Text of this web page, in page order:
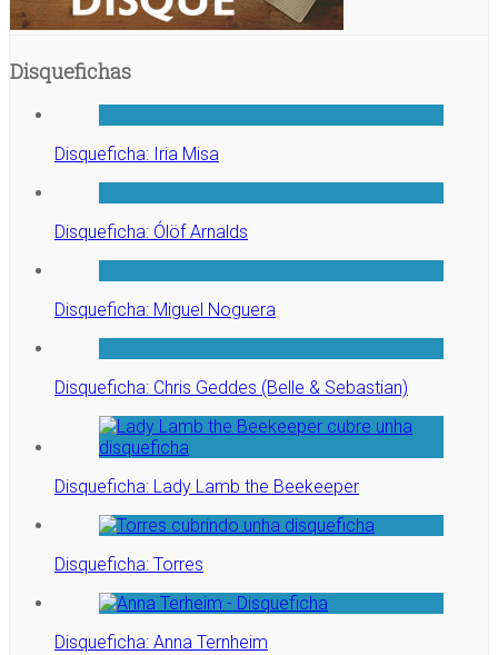
Disquefichas
Disqueficha: Iria Misa
Disqueficha: Ólöf Arnalds
Disqueficha: Miguel Noguera
Disqueficha: Chris Geddes (Belle & Sebastian)
Disqueficha: Lady Lamb the Beekeeper
Disqueficha: Torres
Disqueficha: Anna Ternheim